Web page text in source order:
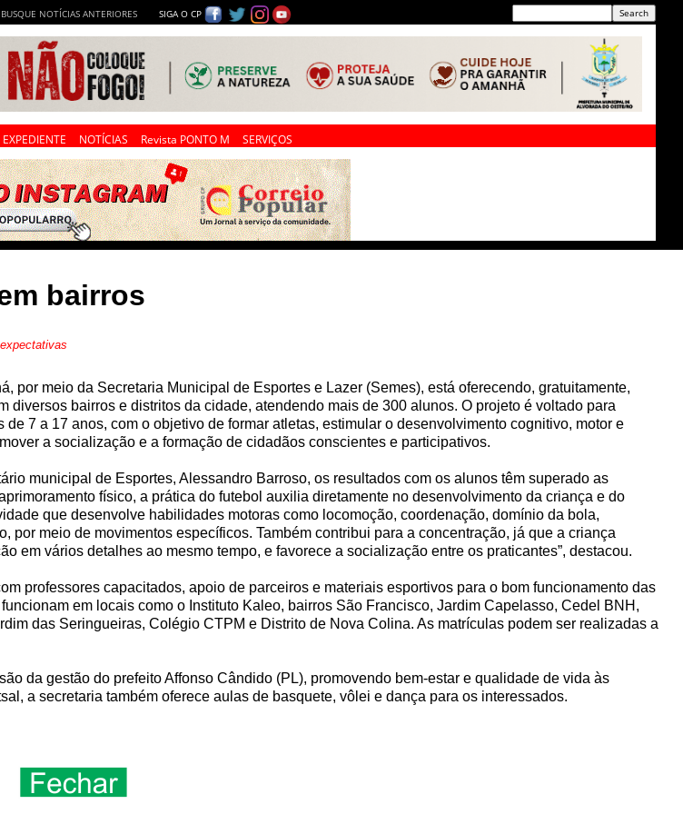
BUSQUE NOTÍCIAS ANTERIORES SIGA O CP
EXPEDIENTE NOTÍCIAS Revista PONTO M SERVIÇOS
bairros
por meio da Secretaria Municipal de Esportes e Lazer (Semes), está oferecendo, gratuitamente,
diversos bairros e distritos da cidade, atendendo mais de 300 alunos. O projeto é voltado para
de 7 a 17 anos, com o objetivo de formar atletas, estimular o desenvolvimento cognitivo, motor e
a socialização e a formação de cidadãos conscientes e participativos.
municipal de Esportes, Alessandro Barroso, os resultados com os alunos têm superado as
físico, a prática do futebol auxilia diretamente no desenvolvimento da criança e do
que desenvolve habilidades motoras como locomoção, coordenação, domínio da bola,
por meio de movimentos específicos. Também contribui para a concentração, já que a criança
em vários detalhes ao mesmo tempo, e favorece a socialização entre os praticantes”, destacou.
professores capacitados, apoio de parceiros e materiais esportivos para o bom funcionamento das
em locais como o Instituto Kaleo, bairros São Francisco, Jardim Capelasso, Cedel BNH,
das Seringueiras, Colégio CTPM e Distrito de Nova Colina. As matrículas podem ser realizadas a
da gestão do prefeito Affonso Cândido (PL), promovendo bem-estar e qualidade de vida às
a secretaria também oferece aulas de basquete, vôlei e dança para os interessados.